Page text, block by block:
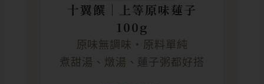
十翼饌｜上等原味蓮子
100g
原味無調味・原料單純
煮甜湯、燉湯、蓮子粥都好搭